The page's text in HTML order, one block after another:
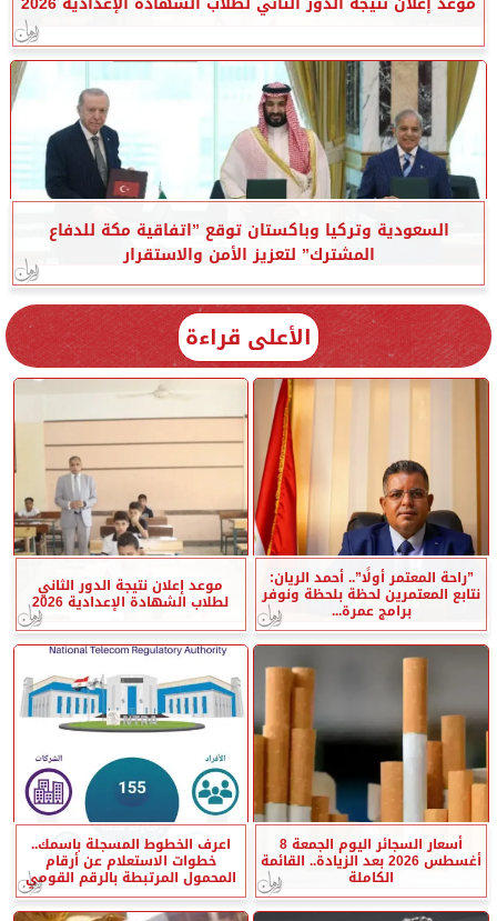
السعودية وتركيا وباكستان توقع ”اتفاقية مكة للدفاع
المشترك” لتعزيز الأمن والاستقرار
الأعلى قراءة
”راحة المعتمر أولًا”.. أحمد الريان:
نتابع المعتمرين لحظة بلحظة ونوفر
برامج عمرة...
موعد إعلان نتيجة الدور الثاني
لطلاب الشهادة الإعدادية 2026
أسعار السجائر اليوم الجمعة 8
أغسطس 2026 بعد الزيادة.. القائمة
الكاملة
اعرف الخطوط المسجلة باسمك..
خطوات الاستعلام عن أرقام
المحمول المرتبطة بالرقم القومي